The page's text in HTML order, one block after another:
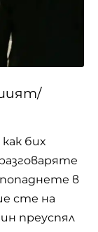
бих
в
сте на
преуспял